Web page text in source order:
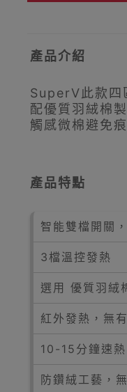
產品介紹
SuperV此款四
配優質羽絨棉
觸感微棉避免
產品特點
智能雙檔開關
3檔溫控發熱
選用 優質羽絨
紅外發熱，無
10-15分鐘速
防鑽絨工藝，